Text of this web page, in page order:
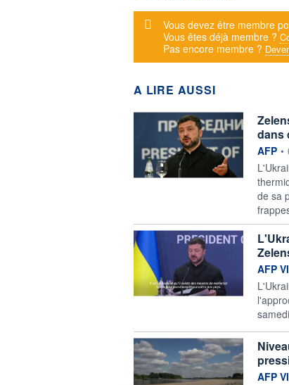
Message d'alerte
Vous devez être membre
Vous êtes déjà membre ?
Pas encore membre ?
A LIRE AUSSI
dans
AFP •
de sa
AFP
AFP